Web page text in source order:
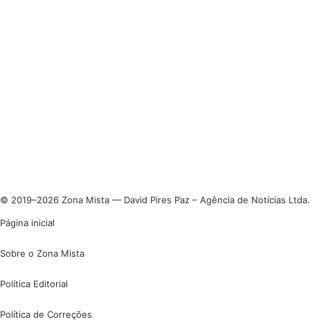
© 2019–2026 Zona Mista — David Pires Paz – Agência de Notícias Ltda.
Página inicial
Sobre o Zona Mista
Política Editorial
Política de Correções